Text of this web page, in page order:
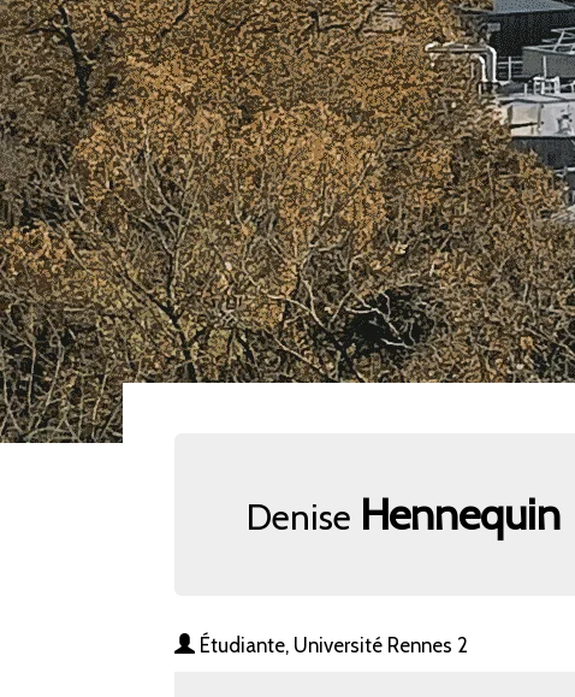
Denise Hennequin
Étudiante, Université Rennes 2